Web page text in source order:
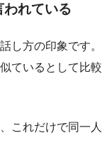
れている
し方の印象です。
ているとして比較
これだけで同一人